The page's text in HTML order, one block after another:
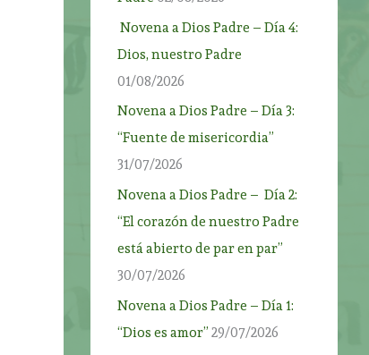
Novena a Dios Padre – Día 4:
Dios, nuestro Padre
01/08/2026
Novena a Dios Padre – Día 3:
“Fuente de misericordia”
31/07/2026
Novena a Dios Padre – Día 2:
“El corazón de nuestro Padre
está abierto de par en par”
30/07/2026
Novena a Dios Padre – Día 1:
“Dios es amor” 29/07/2026